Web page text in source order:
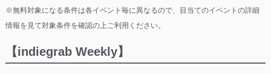
※無料対象になる条件は各イベント毎に異なるので、目当てのイベントの詳細
情報を見て対象条件を確認の上ご利用ください。
【indiegrab Weekly】